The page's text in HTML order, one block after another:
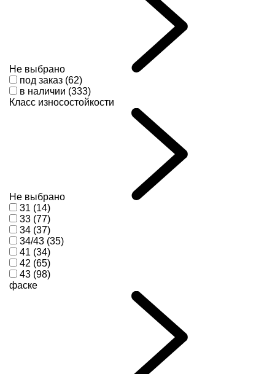
Не выбрано
под заказ (62)
в наличии (333)
Класс износостойкости
Не выбрано
31 (14)
33 (77)
34 (37)
34/43 (35)
41 (34)
42 (65)
43 (98)
фаске